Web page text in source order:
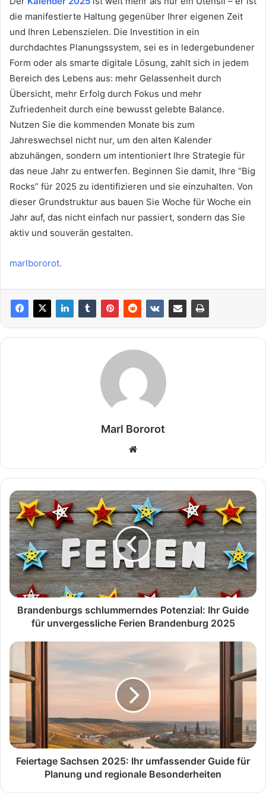
die manifestierte Haltung gegenüber Ihrer eigenen Zeit
und Ihren Lebenszielen. Die Investition in ein
durchdachtes Planungssystem, sei es in ledergebundener
Form oder als smarte digitale Lösung, zahlt sich in jedem
Bereich des Lebens aus: mehr Gelassenheit durch
Übersicht, mehr Erfolg durch Fokus und mehr
Zufriedenheit durch eine bewusst gelebte Balance.
Nutzen Sie die kommenden Monate bis zum
Jahreswechsel nicht nur, um den alten Kalender
abzuhängen, sondern um intentioniert Ihre Strategie für
das neue Jahr zu entwerfen. Beginnen Sie damit, Ihre “Big
Rocks” für 2025 zu identifizieren und sie einzuhalten. Von
dieser Grundstruktur aus bauen Sie Woche für Woche ein
Jahr auf, das nicht einfach nur passiert, sondern das Sie
aktiv und souverän gestalten.
marlbororot.
Marl Bororot
Brandenburgs
schlummerndes
Potenzial:
Ihr
Guide
für
unvergessliche
Ferien
Brandenburg
2025
Brandenburgs schlummerndes Potenzial: Ihr Guide
für unvergessliche Ferien Brandenburg 2025
Feiertage
Sachsen
2025:
Ihr
umfassender
Guide
für
Planung
und
regionale
Besonderheiten
Feiertage Sachsen 2025: Ihr umfassender Guide für
Planung und regionale Besonderheiten